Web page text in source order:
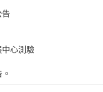
心測驗